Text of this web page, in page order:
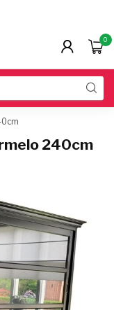
0
240cm